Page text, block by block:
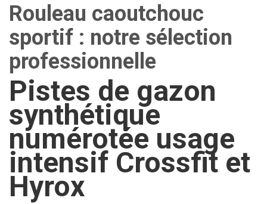
Rouleau caoutchouc
sportif : notre sélection
professionnelle
Pistes de gazon
synthétique
numérotée usage
intensif Crossfit et
Hyrox